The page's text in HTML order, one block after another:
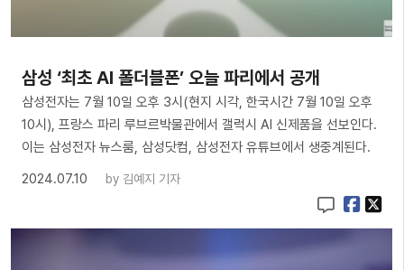
삼성 ‘최초 AI 폴더블폰’ 오늘 파리에서 공개
삼성전자는 7월 10일 오후 3시(현지 시각, 한국시간 7월 10일 오후
10시), 프랑스 파리 루브르박물관에서 갤럭시 AI 신제품을 선보인다.
이는 삼성전자 뉴스룸, 삼성닷컴, 삼성전자 유튜브에서 생중계된다.
2024.07.10
by 김예지 기자